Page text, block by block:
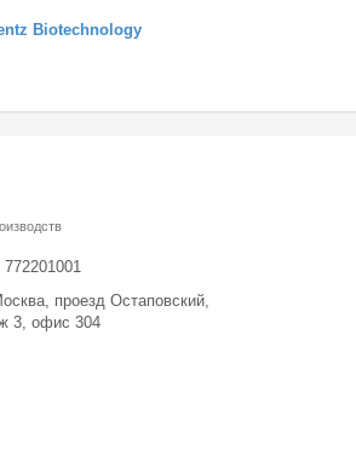
Biotechnology
проезд Остаповский,
3, офис 304